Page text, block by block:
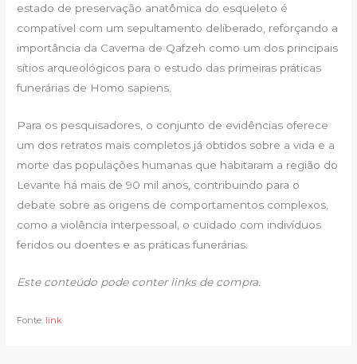
estado de preservação anatômica do esqueleto é
compatível com um sepultamento deliberado, reforçando a
importância da Caverna de Qafzeh como um dos principais
sítios arqueológicos para o estudo das primeiras práticas
funerárias de Homo sapiens.
Para os pesquisadores, o conjunto de evidências oferece
um dos retratos mais completos já obtidos sobre a vida e a
morte das populações humanas que habitaram a região do
Levante há mais de 90 mil anos, contribuindo para o
debate sobre as origens de comportamentos complexos,
como a violência interpessoal, o cuidado com indivíduos
feridos ou doentes e as práticas funerárias.
Este conteúdo pode conter links de compra.
Fonte: link